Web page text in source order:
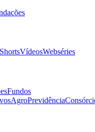
ShortsVídeosWebséries
Fundos
AgroPrevidência